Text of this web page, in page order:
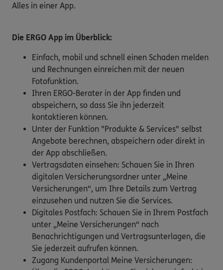
Alles in einer App.
Die ERGO App im Überblick:
Einfach, mobil und schnell einen Schaden melden
und Rechnungen einreichen mit der neuen
Fotofunktion.
Ihren ERGO-Berater in der App finden und
abspeichern, so dass Sie ihn jederzeit
kontaktieren können.
Unter der Funktion "Produkte & Services" selbst
Angebote berechnen, abspeichern oder direkt in
der App abschließen.
Vertragsdaten einsehen: Schauen Sie in Ihren
digitalen Versicherungsordner unter „Meine
Versicherungen“, um Ihre Details zum Vertrag
einzusehen und nutzen Sie die Services.
Digitales Postfach: Schauen Sie in Ihrem Postfach
unter „Meine Versicherungen“ nach
Benachrichtigungen und Vertragsunterlagen, die
Sie jederzeit aufrufen können.
Zugang Kundenportal Meine Versicherungen: